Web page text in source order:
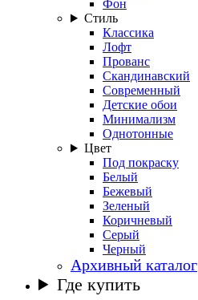
Фон
Стиль
Классика
Лофт
Прованс
Скандинавский
Современный
Детские обои
Минимализм
Однотонные
Цвет
Под покраску
Белый
Бежевый
Зеленый
Коричневый
Серый
Черный
Архивный каталог
Где купить